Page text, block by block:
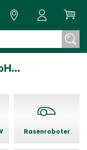
Rasenroboter